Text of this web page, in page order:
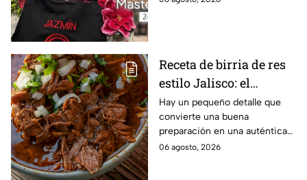
Receta de birria de res
estilo Jalisco: el
ingrediente que hace la
diferencia y que NO te
puede faltar
Hay un pequeño detalle que
convierte una buena
preparación en una auténtica
birria estilo Jalisco, ideal para
06 agosto, 2026